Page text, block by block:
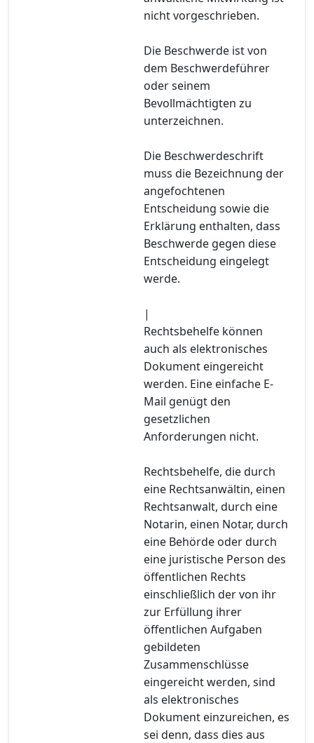
nicht vorgeschrieben.
Die Beschwerde ist von
dem Beschwerdeführer
oder seinem
Bevollmächtigten zu
unterzeichnen.
Die Beschwerdeschrift
muss die Bezeichnung der
angefochtenen
Entscheidung sowie die
Erklärung enthalten, dass
Beschwerde gegen diese
Entscheidung eingelegt
werde.
|
Rechtsbehelfe können
auch als elektronisches
Dokument eingereicht
werden. Eine einfache E-
Mail genügt den
gesetzlichen
Anforderungen nicht.
Rechtsbehelfe, die durch
eine Rechtsanwältin, einen
Rechtsanwalt, durch eine
Notarin, einen Notar, durch
eine Behörde oder durch
eine juristische Person des
öffentlichen Rechts
einschließlich der von ihr
zur Erfüllung ihrer
öffentlichen Aufgaben
gebildeten
Zusammenschlüsse
eingereicht werden, sind
als elektronisches
Dokument einzureichen, es
sei denn, dass dies aus